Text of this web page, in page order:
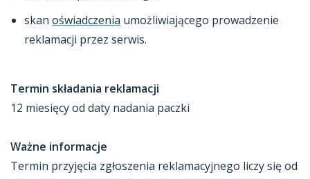
skan oświadczenia umożliwiającego prowadzenie
reklamacji przez serwis.
Termin składania reklamacji
12 miesięcy od daty nadania paczki
Ważne informacje
Termin przyjęcia zgłoszenia reklamacyjnego liczy się od